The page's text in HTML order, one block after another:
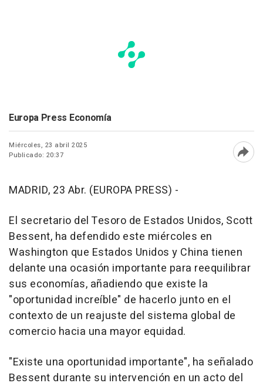
Europa Press Economía
Miércoles, 23 abril 2025
Publicado: 20:37
MADRID, 23 Abr. (EUROPA PRESS) -
El secretario del Tesoro de Estados Unidos, Scott
Bessent, ha defendido este miércoles en
Washington que Estados Unidos y China tienen
delante una ocasión importante para reequilibrar
sus economías, añadiendo que existe la
"oportunidad increíble" de hacerlo junto en el
contexto de un reajuste del sistema global de
comercio hacia una mayor equidad.
"Existe una oportunidad importante", ha señalado
Bessent durante su intervención en un acto del